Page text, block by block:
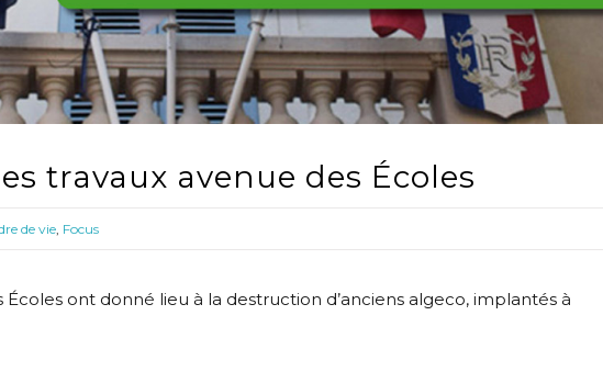
travaux avenue des Écoles
de vie Focus
ont donné lieu à la destruction d’anciens algeco, implantés à